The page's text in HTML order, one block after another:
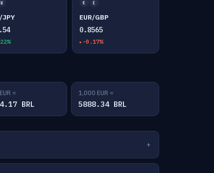
¥
JPY
€ £
EUR/GBP
0.8565
-0.17%
=
BRL
1,000 EUR =
5888.34 BRL